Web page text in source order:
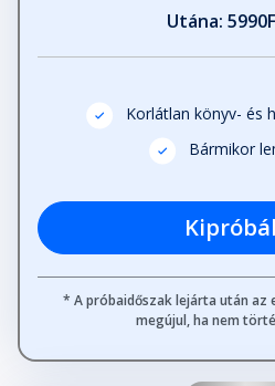
Utána:
Korlátlan könyv- és
Bármikor
* A próbaidőszak lejárta után az
megújul, ha nem